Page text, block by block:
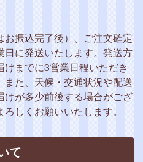
振込完了後）、ご注文確定
に発送いたします。発送方
までに3営業日程いただき
また、天候・交通状況や配送
が多少前後する場合がござ
しくお願いいたします。
て